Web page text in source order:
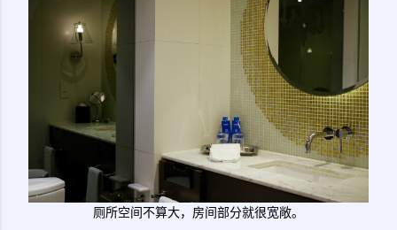
厕所空间不算大，房间部分就很宽敞。